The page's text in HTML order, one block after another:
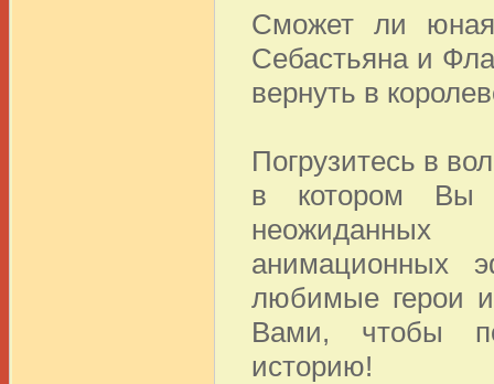
Сможет ли
Себастьяна и
вернуть в
Погрузитесь в
в котором Вы
анимационных
любимые герои
Вами, чтобы
историю!